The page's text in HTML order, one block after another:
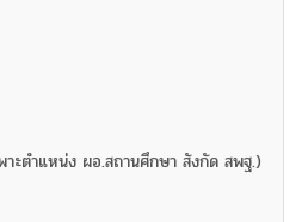
ะตำแหน่ง ผอ.สถานศึกษา สังกัด สพฐ.)